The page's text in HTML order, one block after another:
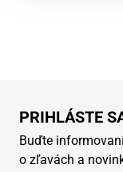
PRIHLÁSTE
Buďte
o zľavách a